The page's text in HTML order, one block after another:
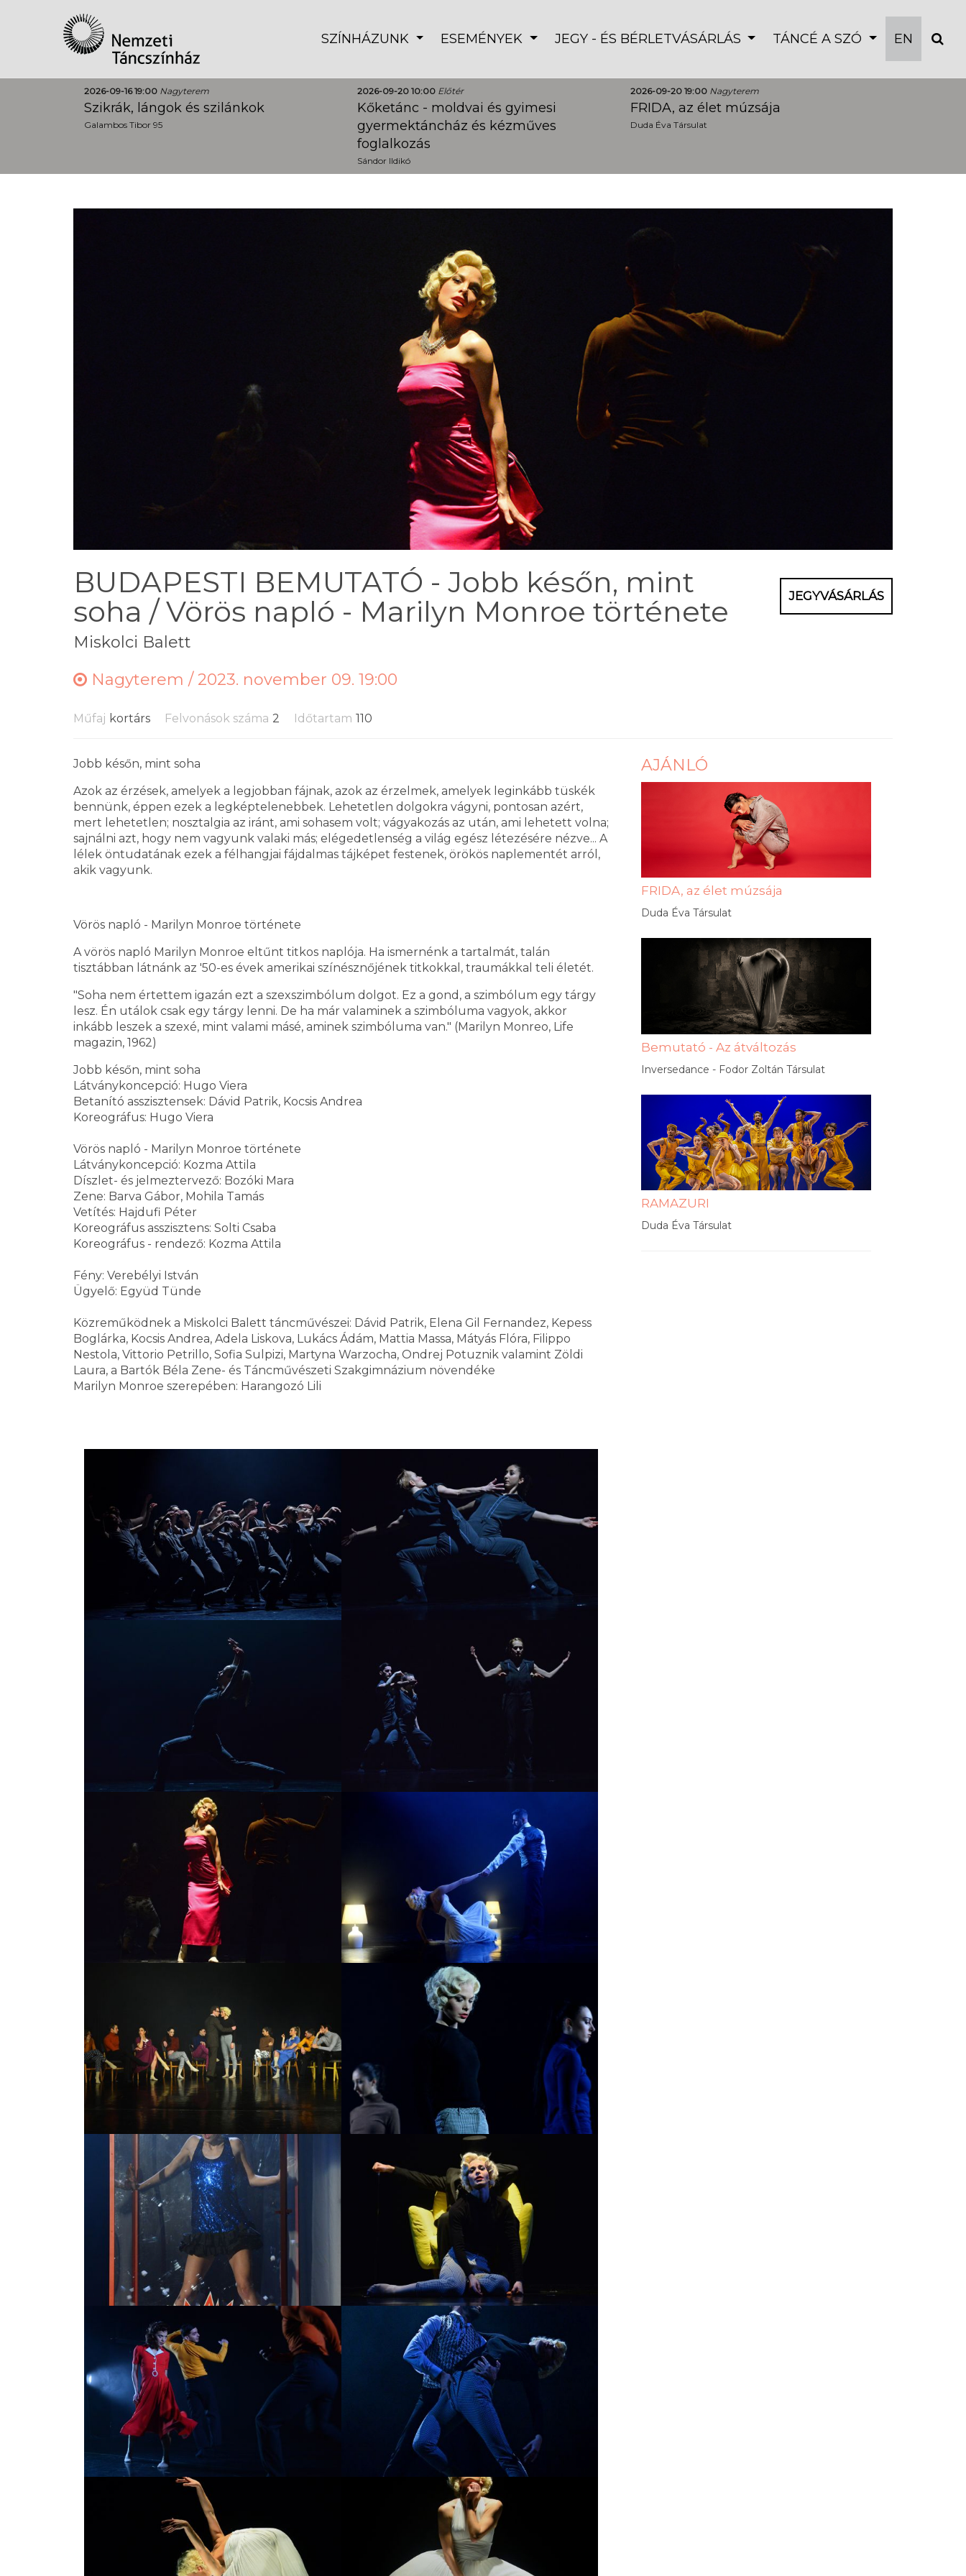
SZÍNHÁZUNK ESEMÉNYEK JEGY - ÉS BÉRLETVÁSÁRLÁS TÁNCÉ A SZÓ EN
2026-09-16 19:00 Nagyterem
Szikrák, lángok és szilánkok
Galambos Tibor 95
2026-09-20 10:00 Előtér
Kőketánc - moldvai és gyimesi
gyermektáncház és kézműves
foglalkozás
Sándor Ildikó
2026-09-20 19:00 Nagyterem
FRIDA, az élet múzsája
Duda Éva Társulat
BUDAPESTI BEMUTATÓ - Jobb későn, mint
soha / Vörös napló - Marilyn Monroe története
Miskolci Balett
JEGYVÁSÁRLÁS
Nagyterem / 2023. november 09. 19:00
Műfaj kortárs Felvonások száma 2 Időtartam 110
Jobb későn, mint soha
Azok az érzések, amelyek a legjobban fájnak, azok az érzelmek, amelyek leginkább tüskék
bennünk, éppen ezek a legképtelenebbek. Lehetetlen dolgokra vágyni, pontosan azért,
mert lehetetlen; nosztalgia az iránt, ami sohasem volt; vágyakozás az után, ami lehetett volna;
sajnálni azt, hogy nem vagyunk valaki más; elégedetlenség a világ egész létezésére nézve... A
lélek öntudatának ezek a félhangjai fájdalmas tájképet festenek, örökös naplementét arról,
akik vagyunk.
Vörös napló - Marilyn Monroe története
A vörös napló Marilyn Monroe eltűnt titkos naplója. Ha ismernénk a tartalmát, talán
tisztábban látnánk az '50-es évek amerikai színésznőjének titkokkal, traumákkal teli életét.
"Soha nem értettem igazán ezt a szexszimbólum dolgot. Ez a gond, a szimbólum egy tárgy
lesz. Én utálok csak egy tárgy lenni. De ha már valaminek a szimbóluma vagyok, akkor
inkább leszek a szexé, mint valami másé, aminek szimbóluma van." (Marilyn Monreo, Life
magazin, 1962)
Jobb későn, mint soha
Látványkoncepció: Hugo Viera
Betanító asszisztensek: Dávid Patrik, Kocsis Andrea
Koreográfus: Hugo Viera
Vörös napló - Marilyn Monroe története
Látványkoncepció: Kozma Attila
Díszlet- és jelmeztervező: Bozóki Mara
Zene: Barva Gábor, Mohila Tamás
Vetítés: Hajdufi Péter
Koreográfus asszisztens: Solti Csaba
Koreográfus - rendező: Kozma Attila
Fény: Verebélyi István
Ügyelő: Együd Tünde
Közreműködnek a Miskolci Balett táncművészei: Dávid Patrik, Elena Gil Fernandez, Kepess
Boglárka, Kocsis Andrea, Adela Liskova, Lukács Ádám, Mattia Massa, Mátyás Flóra, Filippo
Nestola, Vittorio Petrillo, Sofia Sulpizi, Martyna Warzocha, Ondrej Potuznik valamint Zöldi
Laura, a Bartók Béla Zene- és Táncművészeti Szakgimnázium növendéke
Marilyn Monroe szerepében: Harangozó Lili
AJÁNLÓ
FRIDA, az élet múzsája
Duda Éva Társulat
Bemutató - Az átváltozás
Inversedance - Fodor Zoltán Társulat
RAMAZURI
Duda Éva Társulat